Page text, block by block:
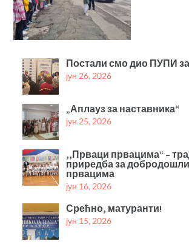
Постали смо дио ПУПИ
јун 26, 2026
„Аплауз за наставника“
јун 25, 2026
,,Прваци првацима“ –
приредба за
првацима
јун 16, 2026
Срећно, матуранти!
јун 15, 2026